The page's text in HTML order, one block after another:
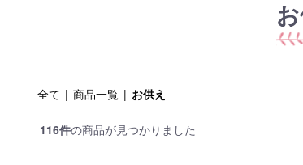
全て | 商品一覧 | お供え
116件の商品が見つかりました